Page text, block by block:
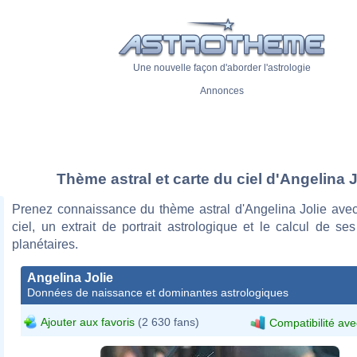
Une nouvelle façon d'aborder l'astrologie
Annonces
Thème astral et carte du ciel d'Angelina
Prenez connaissance du thème astral d'Angelina Jolie
ciel, un extrait de portrait astrologique et le calcul de
planétaires.
Angelina Jolie
Données de naissance et dominantes astrologiques
Ajouter aux favoris (2 630 fans) Compatibilité